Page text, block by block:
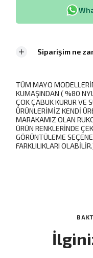
Siparişim ne
TÜM MAYO
KUMAŞINDAN ( %80
ÇOK ÇABUK KURUR VE
ÜRÜNLERİMİZ KENDİ
MARAKAMIZ OLAN
ÜRÜN RENKLERİNDE
GÖRÜNTÜLEME
FARKLILIKLARI